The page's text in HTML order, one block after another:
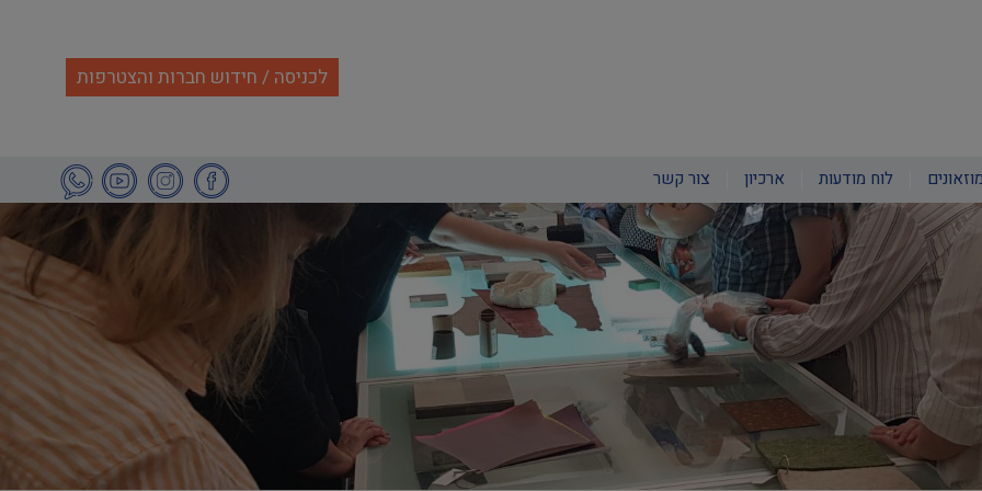
לכניסה / חידוש חברות והצטרפות
לוח מודעות ארכיון צור קשר